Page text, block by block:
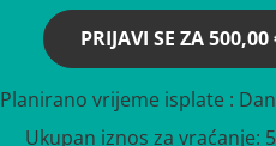
PRIJAVI SE ZA500,00
Planirano vrijeme isplate :
Ukupan iznos za vraćanje: